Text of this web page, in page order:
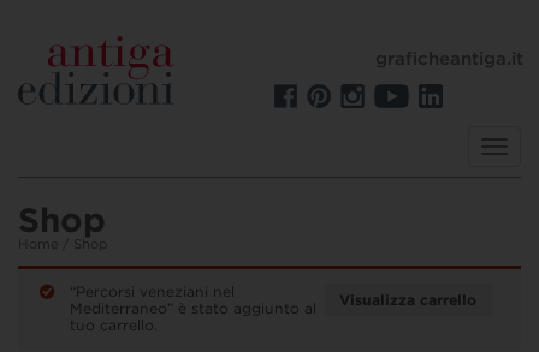
graficheantiga.it
Shop
Home / Shop
Visualizza carrello
“Percorsi veneziani nel
Mediterraneo” è stato aggiunto al
tuo carrello.